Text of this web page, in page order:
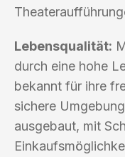
Lebensqualität:
durch eine hohe
bekannt für ihre
sichere
ausgebaut, mit